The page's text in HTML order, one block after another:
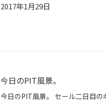
2017年1月29日
今日のPIT風景。